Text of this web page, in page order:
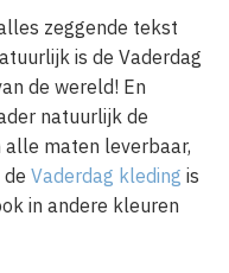
zeggende tekst
is de Vaderdag
de wereld! En
natuurlijk de
maten leverbaar,
Vaderdag kleding is
in andere kleuren